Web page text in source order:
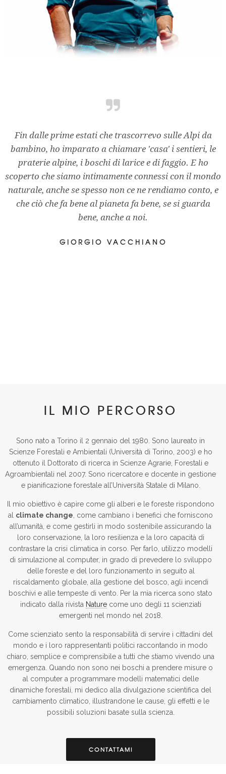
Fin dalle prime estati che trascorrevo sulle Alpi da
bambino, ho imparato a chiamare 'casa' i sentieri, le
praterie alpine, i boschi di larice e di faggio. E ho
scoperto che siamo intimamente connessi con il mondo
naturale, anche se spesso non ce ne rendiamo conto, e
che ciò che fa bene al pianeta fa bene, se si guarda
bene, anche a noi.
GIORGIO VACCHIANO
IL MIO PERCORSO
Sono nato a Torino il 2 gennaio del 1980. Sono laureato in
Scienze Forestali e Ambientali (Università di Torino, 2003) e ho
ottenuto il Dottorato di ricerca in Scienze Agrarie, Forestali e
Agroambientali nel 2007. Sono ricercatore e docente in gestione
e pianificazione forestale all’Università Statale di Milano.
Il mio obiettivo è capire come gli alberi e le foreste rispondono
al climate change, come cambiano i benefici che forniscono
all’umanità, e come gestirli in modo sostenibile assicurando la
loro conservazione, la loro resilienza e la loro capacità di
contrastare la crisi climatica in corso. Per farlo, utilizzo modelli
di simulazione al computer, in grado di prevedere lo sviluppo
delle foreste e del loro funzionamento in seguito al
riscaldamento globale, alla gestione del bosco, agli incendi
boschivi e alle tempeste di vento. Per la mia ricerca sono stato
indicato dalla rivista Naturecome uno degli 11 scienziati
emergenti nel mondo nel 2018.
Come scienziato sento la responsabilità di servire i cittadini del
mondo e i loro rappresentanti politici raccontando in modo
chiaro, semplice e comprensibile a tutti che stiamo vivendo una
emergenza. Quando non sono nei boschi a prendere misure o
al computer a programmare modelli matematici delle
dinamiche forestali, mi dedico alla divulgazione scientifica del
cambiamento climatico, illustrandone le cause, gli effetti e le
possibili soluzioni basate sulla scienza.
CONTATTAMI